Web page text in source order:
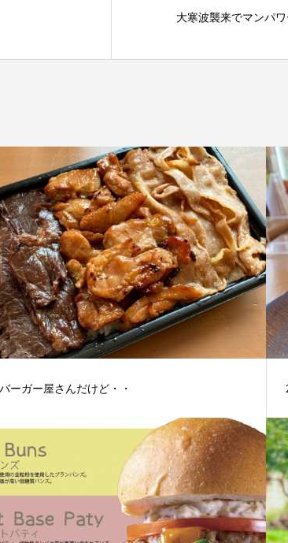
大寒波襲来でマンパ
ーガー屋さんだけど・・